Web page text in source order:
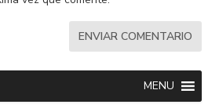
MENU